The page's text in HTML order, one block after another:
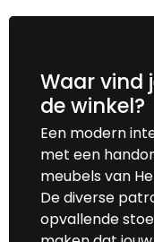
Waar vind
de winkel?
Een modern
met een
meubels van
De diverse
opvallende